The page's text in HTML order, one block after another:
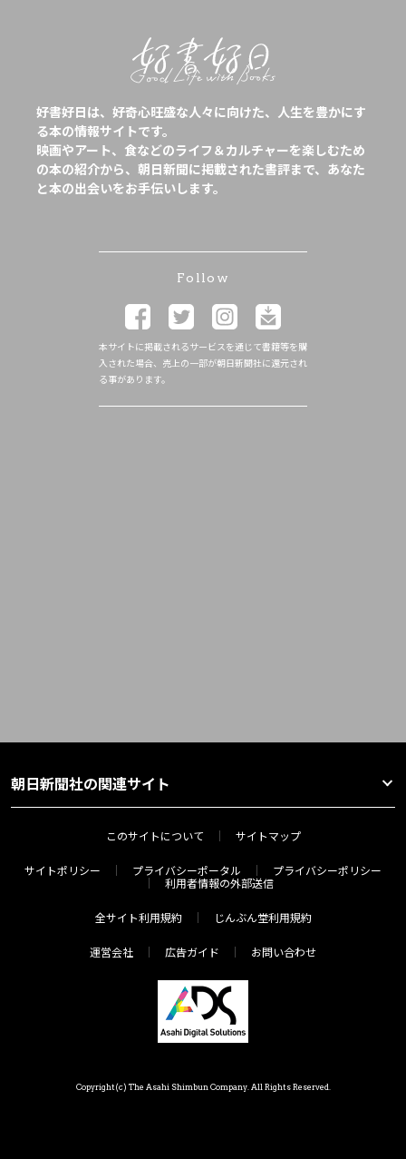
好書好日は、好奇心旺盛な人々に向けた、人生を豊かにす
る本の情報サイトです。
映画やアート、食などのライフ＆カルチャーを楽しむため
の本の紹介から、朝日新聞に掲載された書評まで、あなた
と本の出会いをお手伝いします。
Follow
本サイトに掲載されるサービスを通じて書籍等を購
入された場合、売上の一部が朝日新聞社に還元され
る事があります。
朝日新聞社の関連サイト
このサイトについて サイトマップ
サイトポリシー プライバシーポータル
プライバシーポリシー
利用者情報の外部送信
全サイト利用規約 じんぶん堂利用規約
運営会社 広告ガイド お問い合わせ
Copyright(c) The Asahi Shimbun Company. All Rights Reserved.